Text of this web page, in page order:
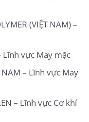
(VIỆT NAM) –
Lĩnh vực May mặc
NAM – Lĩnh vực May
– Lĩnh vực Cơ khí